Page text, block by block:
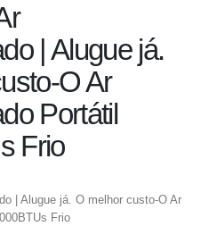
| Alugue já.
O Ar
Portátil
Frio
| Alugue já. O melhor custo-O Ar
Frio